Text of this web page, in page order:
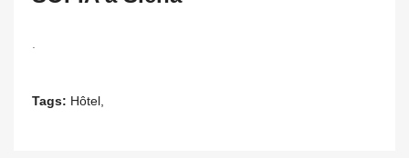
Tags: Hôtel,